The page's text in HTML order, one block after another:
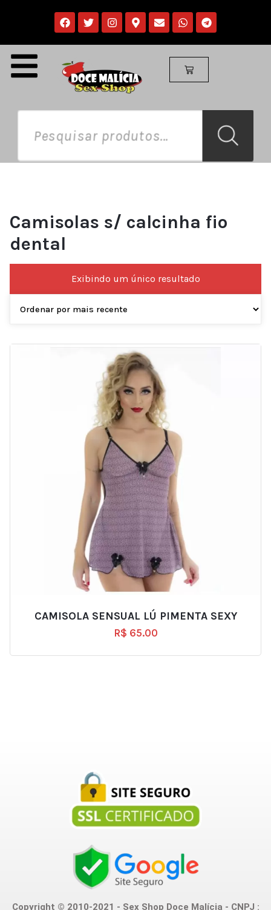
Camisolas s/ calcinha fio
dental
Exibindo um único resultado
CAMISOLA SENSUAL LÚ PIMENTA SEXY
R$ 65.00
Copyright © 2010-2021 - Sex Shop Doce Malícia - CNPJ :